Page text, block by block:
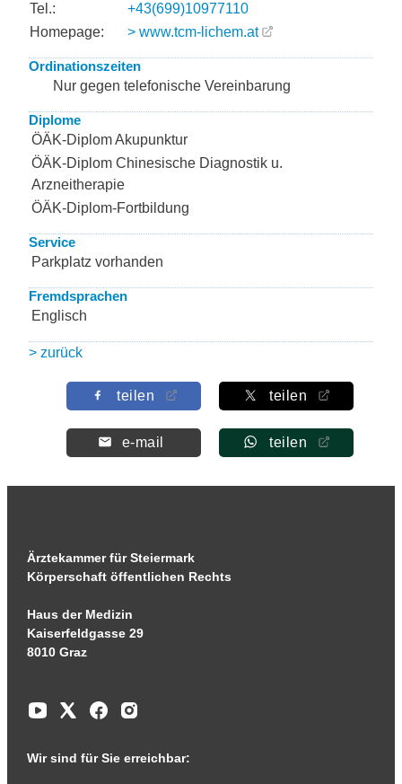
Tel.:
+43(699)10977110
Homepage:
> www.tcm-lichem.at
Ordinationszeiten
Nur gegen telefonische Vereinbarung
Diplome
ÖÄK-Diplom Akupunktur
ÖÄK-Diplom Chinesische Diagnostik u.
Arzneitherapie
ÖÄK-Diplom-Fortbildung
Service
Parkplatz vorhanden
Fremdsprachen
Englisch
> zurück
teilen teilen
e-mail teilen
Ärztekammer für Steiermark
Körperschaft öffentlichen Rechts
Haus der Medizin
Kaiserfeldgasse 29
8010 Graz
Wir sind für Sie erreichbar: